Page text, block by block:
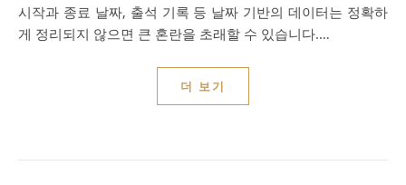
시작과 종료 날짜, 출석 기록 등 날짜 기반의 데이터는 정확하
게 정리되지 않으면 큰 혼란을 초래할 수 있습니다.…
더 보기